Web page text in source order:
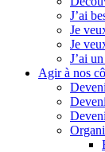
J’ai
Je
Je
J’ai
Agir à nos